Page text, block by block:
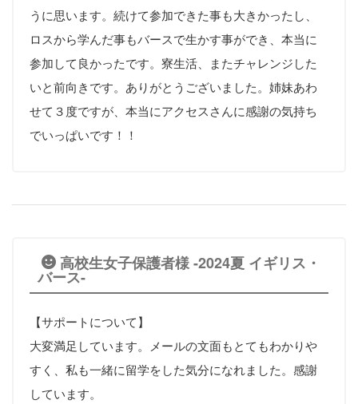
うに思います。続けて参加できた事も大きかったし、
ロスから学んだ事もバースで生かす事ができ、本当に
参加して良かったです。寮生活、またチャレンジした
いと前向きです。ありがとうございました。姉妹あわ
せて３度ですが、本当にアクセスさんに感謝の気持ち
でいっぱいです！！
高校生女子保護者様 -2024夏 イギリス・
バース-
【サポートについて】
大変満足しています。メールの文面もとてもわかりや
すく、私も一緒に留学をした気分になれました。感謝
しています。